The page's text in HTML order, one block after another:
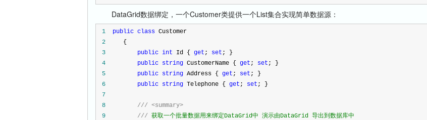
DataGrid数据绑定，一个Customer类提供一个List集合实现简单数据源：
1 public class Customer
2
{
3
public int Id { get ; set ; }
4
public string CustomerName { get ; set ; }
5
public string Address { get ; set ; }
6
public string Telephone { get ; set ; }
7
8
/// <summary>
9
/// 获取一个批量数据用来绑定DataGrid中 演示由DataGrid 导出到数据库中